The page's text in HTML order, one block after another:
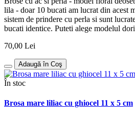
lila - doar 10 bucati am lucrat din acest
sistem de prindere cu perla si sunt
bucati identice. Puteti alege modelul
70,00 Lei
Adaugă în Coş
În stoc
Brosa mare liliac cu ghiocel 11 x 5 cm